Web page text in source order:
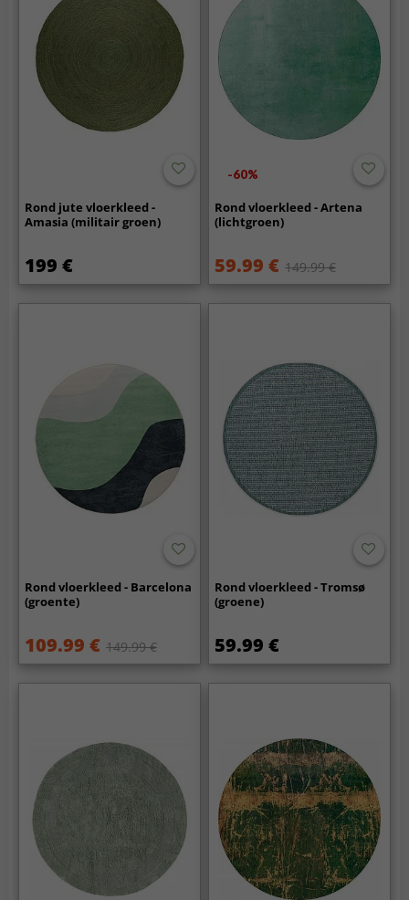
Rond jute vloerkleed -
Amasia (militair groen)
199 €
-60%
Rond vloerkleed - Artena
(lichtgroen)
59.99 € 149.99 €
Rond vloerkleed - Barcelona
(groente)
109.99 € 149.99 €
Rond vloerkleed - Tromsø
(groene)
59.99 €